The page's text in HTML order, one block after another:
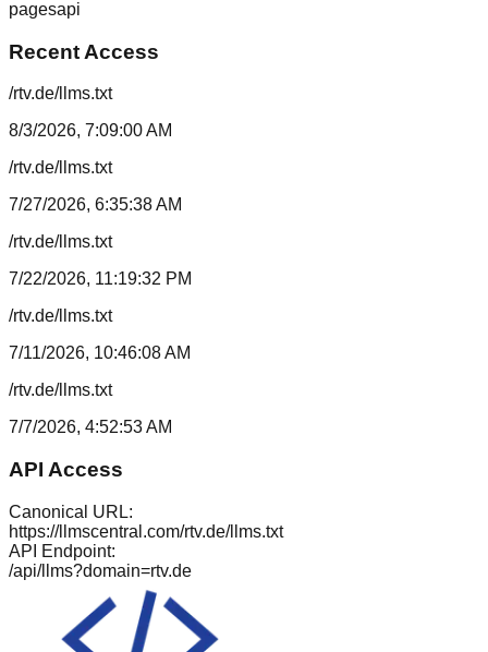
pagesapi
Recent Access
/rtv.de/llms.txt
8/3/2026, 7:09:00 AM
/rtv.de/llms.txt
7/27/2026, 6:35:38 AM
/rtv.de/llms.txt
7/22/2026, 11:19:32 PM
/rtv.de/llms.txt
7/11/2026, 10:46:08 AM
/rtv.de/llms.txt
7/7/2026, 4:52:53 AM
API Access
Canonical URL:
https://llmscentral.com/rtv.de/llms.txt
API Endpoint:
/api/llms?domain=rtv.de